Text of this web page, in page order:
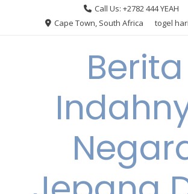
Call Us: +2782 444 YEAH
Cape Town, South Africa
togel
Berita